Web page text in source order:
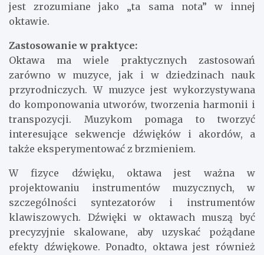
jest zrozumiane jako „ta sama nota” w innej
oktawie.
Zastosowanie w praktyce:
Oktawa ma wiele praktycznych zastosowań
zarówno w muzyce, jak i w dziedzinach nauk
przyrodniczych. W muzyce jest wykorzystywana
do komponowania utworów, tworzenia harmonii i
transpozycji. Muzykom pomaga to tworzyć
interesujące sekwencje dźwięków i akordów, a
także eksperymentować z brzmieniem.
W fizyce dźwięku, oktawa jest ważna w
projektowaniu instrumentów muzycznych, w
szczególności syntezatorów i instrumentów
klawiszowych. Dźwięki w oktawach muszą być
precyzyjnie skalowane, aby uzyskać pożądane
efekty dźwiękowe. Ponadto, oktawa jest również